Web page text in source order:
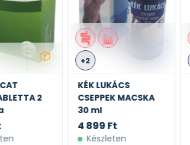
2
+2
KÉK LUKÁCS
CSEPPEK MACSKA
30 ml
4 899 Ft
Készleten